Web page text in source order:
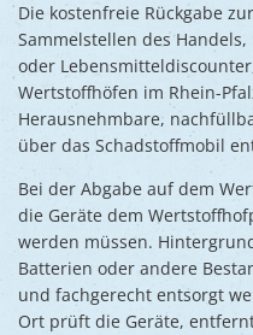
Die kostenfreie Rückgabe
Sammelstellen des
oder
Wertstoffhöfen im Rhein-
Herausnehmbare,
über das Schadstoffmobil
Bei der Abgabe auf dem
die Geräte dem
werden müssen.
Batterien oder andere
und fachgerecht entsorgt
Ort prüft die Geräte,